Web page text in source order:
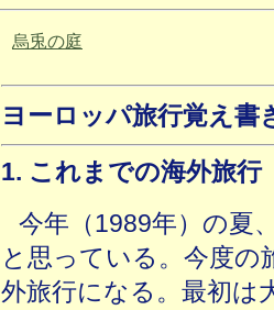
烏兎の庭
ヨーロッパ旅行覚え書
1. これまでの海外旅行
今年（1989年）の夏
と思っている。今度の
外旅行になる。最初は